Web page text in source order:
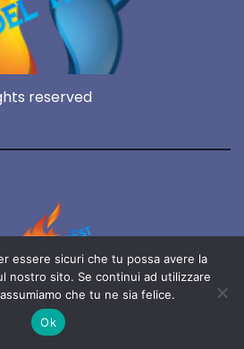
reserved
del NordEst
essere sicuri che tu possa avere la
nostro sito. Se continui ad utilizzare
che tu ne sia felice.
Ok